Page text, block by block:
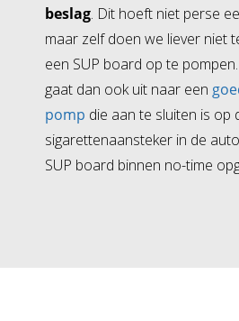
beslag. Dit hoeft niet perse
maar zelf doen we liever niet
een SUP board op te
gaat dan ook uit naar een
pomp die aan te sluiten is op
sigarettenaansteker in de
SUP board binnen no-time